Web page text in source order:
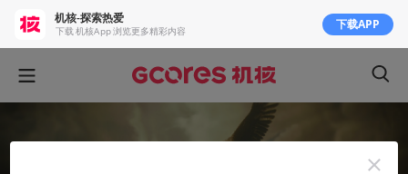
机核-探索热爱
下载 机核App 浏览更多精彩内容 下载APP